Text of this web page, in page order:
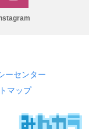
ーセンター
マップ